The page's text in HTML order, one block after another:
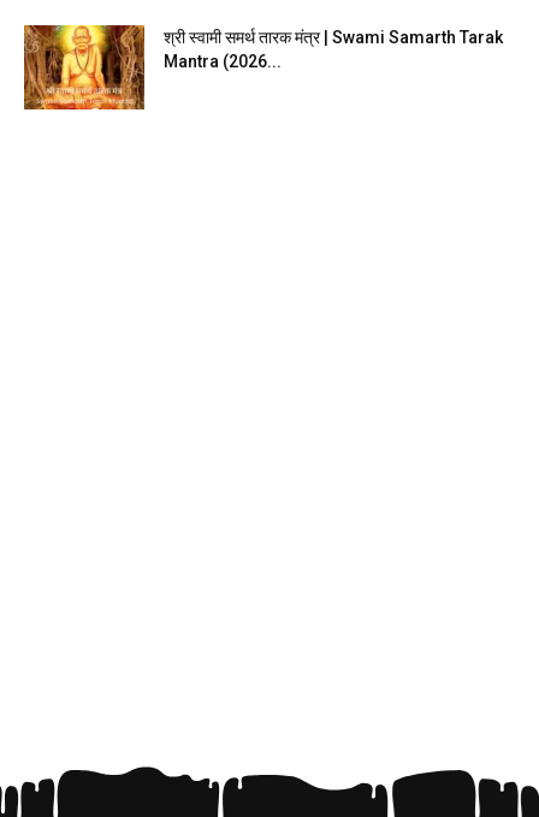
श्री स्वामी समर्थ तारक मंत्र | Swami Samarth Tarak
Mantra (2026...